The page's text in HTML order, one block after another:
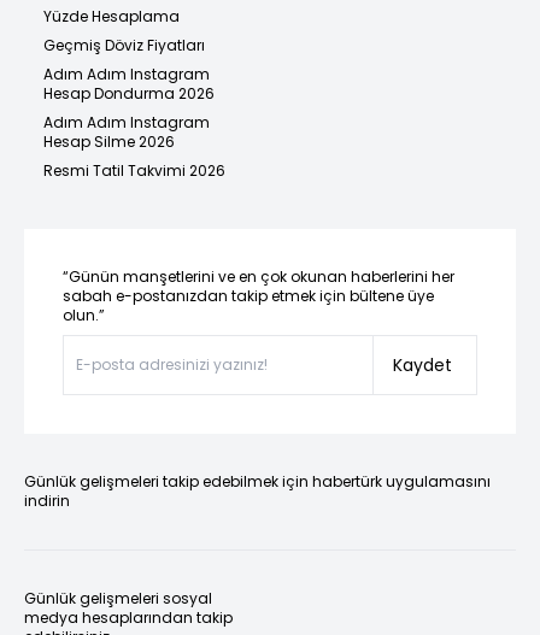
Yüzde Hesaplama
Geçmiş Döviz Fiyatları
Adım Adım Instagram
Hesap Dondurma 2026
Adım Adım Instagram
Hesap Silme 2026
Resmi Tatil Takvimi 2026
“Günün manşetlerini ve en çok okunan haberlerini her
sabah e-postanızdan takip etmek için bültene üye
olun.”
Kaydet
Günlük gelişmeleri takip edebilmek için habertürk uygulamasını
indirin
Günlük gelişmeleri sosyal
medya hesaplarından takip